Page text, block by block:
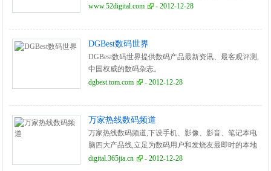
Android以及平板电脑、iPod/iOS最新资讯。
www.52digital.com - 2012-12-28
DGBest数码世界
DGBest数码世界提供数码产品最新资讯、最客观评测,
中国权威的数码杂志。
dgbest.tom.com
- 2012-12-28
万家热线数码频道
万家热线数码频道,下设手机、影像、影音、笔记本电
脑四大产品线,立足为数码用户和发烧友最即时的本地
数码资讯、行情、评测、导购,频道以服务用户为宗
digital.365jia.cn - 2012-12-28